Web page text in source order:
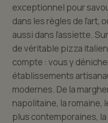
exceptionnel pour
dans les règles de l'art,
aussi dans l'assiette.
de véritable pizza
compte : vous y
établissements
modernes. De la
napolitaine, la romaine,
plus contemporaines,